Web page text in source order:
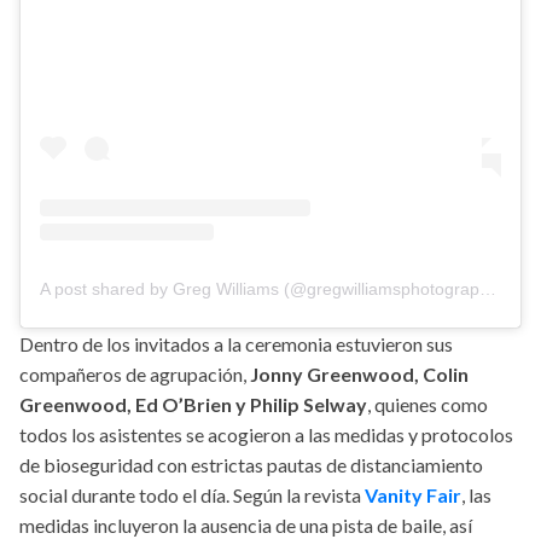
Dentro de los invitados a la ceremonia estuvieron sus
compañeros de agrupación, Jonny Greenwood, Colin
Greenwood, Ed O’Brien y Philip Selway, quienes como
todos los asistentes se acogieron a las medidas y protocolos
de bioseguridad con estrictas pautas de distanciamiento
social durante todo el día. Según la revistaVanity Fair, las
medidas incluyeron la ausencia de una pista de baile, así